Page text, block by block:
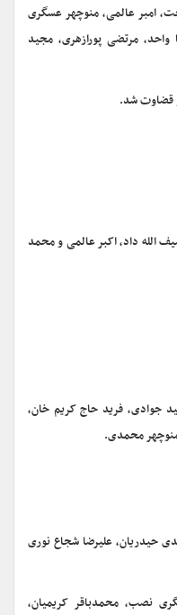
امبر عالمی، منوچهر عسگری
مرتضی پورازهری، مجید
قضاوت شد.
داد، اکبر عالمی و محمد
جوادی، فرید حاج کریم خان،
محمدی.
حیدریان، علیرضا شجاع نوری
نصب، محمدباقر کریمیان،